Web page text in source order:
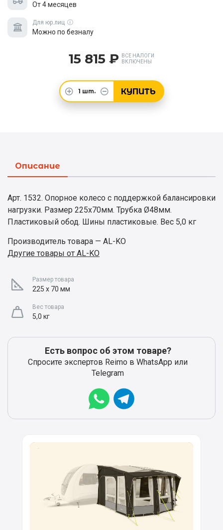
От 4 месяцев
Для юр.лиц
Можно по безналу
15 815 ₽
ВСЕ НАЛОГИ
ВКЛЮЧЕНЫ
1 шт. КУПИТЬ
Описание
Арт. 1532. Опорное колесо с поддержкой балансировки
нагрузки. Размер 225х70мм. Трубка Ø48мм.
Пластиковый обод. Шины пластиковые. Вес 5,0 кг
Производитель товара — AL-KO
Другие товары от AL-KO
Размер товара
225 х 70 мм
Вес товара
5,0 кг
Есть вопрос об этом товаре?
Спросите экспертов Reimo в WhatsApp или
Telegram